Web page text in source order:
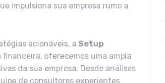
impulsiona sua empresa rumo a
acionáveis, a Setup
oferecemos uma ampla
da sua empresa. Desde análises
de consultores experientes